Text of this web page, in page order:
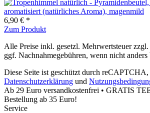
6,90 € *
Zum Produkt
Alle Preise inkl. gesetzl. Mehrwertsteuer zzgl.
ggf. Nachnahmegebühren, wenn nicht anders
Diese Seite ist geschützt durch
Datenschutzerklärung und
Ab 29 Euro versandkostenfrei • GRATIS
Bestellung ab 35 Euro!
Service